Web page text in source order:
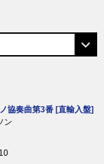
協奏曲第3番 [直輸入盤]
ン